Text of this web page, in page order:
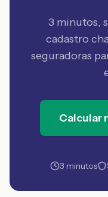
3 minutos,
cadastro
seguradoras
Calcular
3 minutos